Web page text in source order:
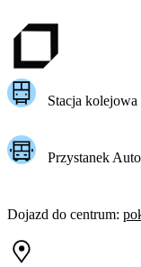
Stacja kolejowa
Przystanek
Dojazd do centrum: